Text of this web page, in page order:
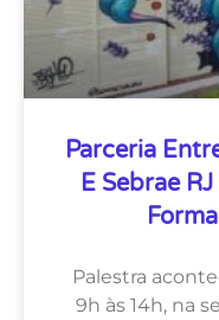
Parceria
E Sebrae
Palestra
9h às 14h, na